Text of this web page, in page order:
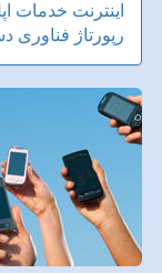
اینترنت خدمات
رپورتاژ فناوری